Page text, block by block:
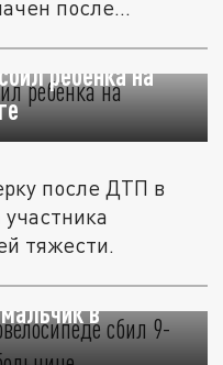
после...
ребёнка на
после ДТП в
тяжести.
в